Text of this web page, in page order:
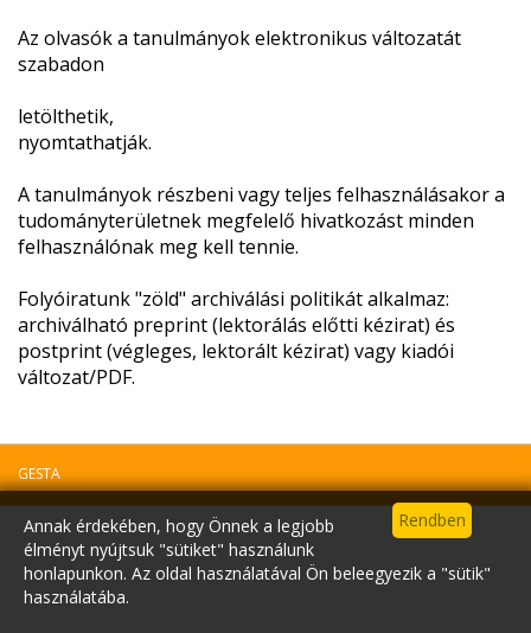
Annak érdekében, hogy Önnek a legjobb
élményt nyújtsuk "sütiket" használunk
honlapunkon. Az oldal használatával Ön beleegyezik a "sütik"
használatába.
​Az olvasók a tanulmányok elektronikus változatát
szabadon
​letölthetik,
nyomtathatják.
​A tanulmányok részbeni vagy teljes felhasználásakor a
tudományterületnek megfelelő hivatkozást minden
felhasználónak meg kell tennie.
Folyóiratunk "zöld" archiválási politikát alkalmaz:
archiválható preprint (lektorálás előtti kézirat) és
postprint (végleges, lektorált kézirat) vagy kiadói
változat/PDF.
GESTA